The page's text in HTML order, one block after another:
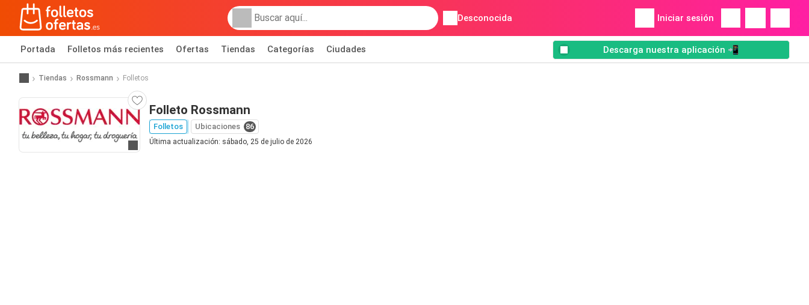
Desconocida Iniciar sesión
Portada Folletos más recientes Ofertas Tiendas Categorías Ciudades Descarga nuestra aplicación 📲
Tiendas Rossmann Folletos
Ir a la web
Folleto Rossmann
Folletos Ubicaciones 86
Última actualización: sábado, 25 de julio de 2026